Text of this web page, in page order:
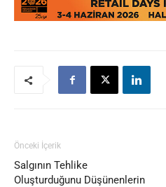
Önceki İçerik
Salgının Tehlike
Oluşturduğunu Düşünenlerin